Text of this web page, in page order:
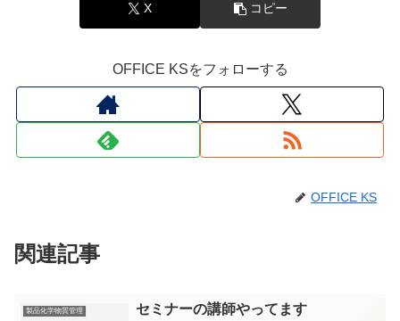
X コピー
OFFICE KSをフォローする
OFFICE KS
関連記事
製品化学物質管理 セミナーの講師やってます